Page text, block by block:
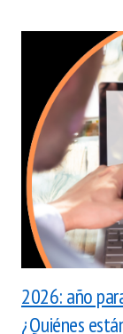
Aceptación tácita :
dentro de los tres
mercancía o del
electrónico. El plazo
2026: año
¿Quiénes